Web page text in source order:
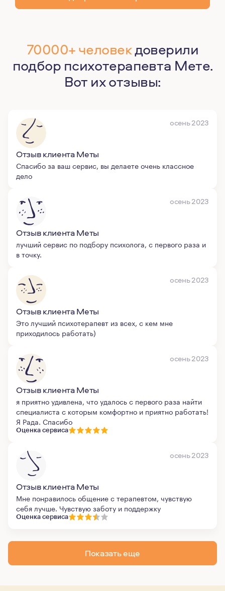
70000+ человекдоверили
подбор психотерапевта Мете.
Вот их отзывы:
осень 2023
Отзыв клиента Меты
Спасибо за ваш сервис, вы делаете очень классное
дело
осень 2023
Отзыв клиента Меты
лучший сервис по подбору психолога, с первого раза и
в точку.
осень 2023
Отзыв клиента Меты
Это лучший психотерапевт из всех, с кем мне
приходилось работать)
осень 2023
Отзыв клиента Меты
я приятно удивлена, что удалось с первого раза найти
специалиста с которым комфортно и приятно работать!
Я Рада. Спасибо
Оценка сервиса
осень 2023
Отзыв клиента Меты
Мне понравилось общение с терапевтом, чувствую
себя лучше. Чувствую заботу и поддержку
Оценка сервиса
Показать еще